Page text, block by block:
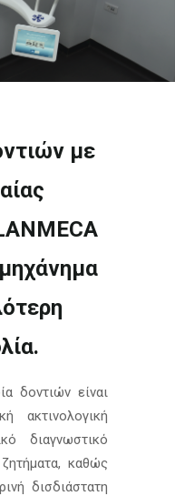
με
δοντιών είναι
ακτινολογική
διαγνωστικό
καθώς
δισδιάστατη